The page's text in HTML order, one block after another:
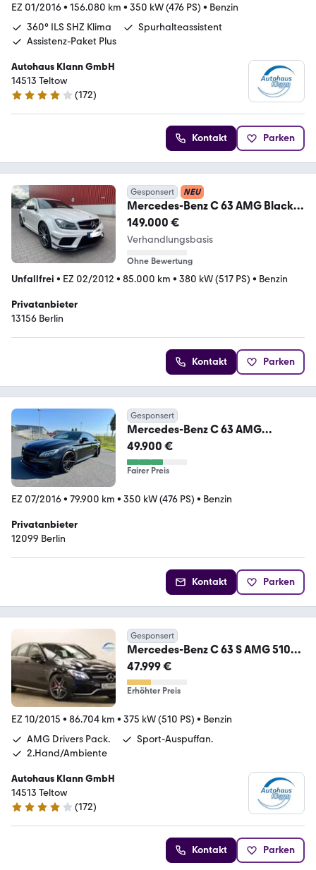
EZ 01/2016• 156.080 km • 350 kW (476 PS) • Benzin
360° ILS SHZ Klima
Spurhalteassistent
Assistenz-Paket Plus
Autohaus Klann GmbH
14513 Teltow
4 Sterne
(172)
Kontakt Parken
Gesponsert NEU
Mercedes-Benz C 63 AMG Black
Series +DE Fahrzeug + Serviceheft
149.000 €
Verhandlungsbasis
Ohne Bewertung
Unfallfrei • EZ 02/2012 • 85.000 km • 380 kW (517 PS) • Benzin
Privatanbieter
13156 Berlin
Kontakt Parken
Gesponsert
Mercedes-Benz C 63 AMG
Mercedes-AMG Coupe / Perf.
Sitze u. AGA
49.900 €
Fairer Preis
EZ 07/2016• 79.900 km • 350 kW (476 PS) • Benzin
Privatanbieter
12099 Berlin
Kontakt Parken
Gesponsert
Mercedes-Benz C 63 S AMG 510PS
Drivers Package PAGA HUD
47.999 €
Erhöhter Preis
EZ 10/2015 • 86.704 km • 375 kW (510 PS) • Benzin
AMG Drivers Pack.
Sport-Auspuffan.
2.Hand/Ambiente
Autohaus Klann GmbH
14513 Teltow
4 Sterne
(172)
Kontakt Parken